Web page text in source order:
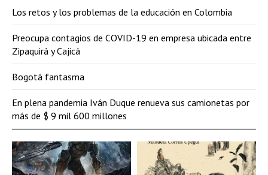
Los retos y los problemas de la educación en Colombia
Preocupa contagios de COVID-19 en empresa ubicada entre
Zipaquirá y Cajicá
Bogotá fantasma
En plena pandemia Iván Duque renueva sus camionetas por
más de $ 9 mil 600 millones